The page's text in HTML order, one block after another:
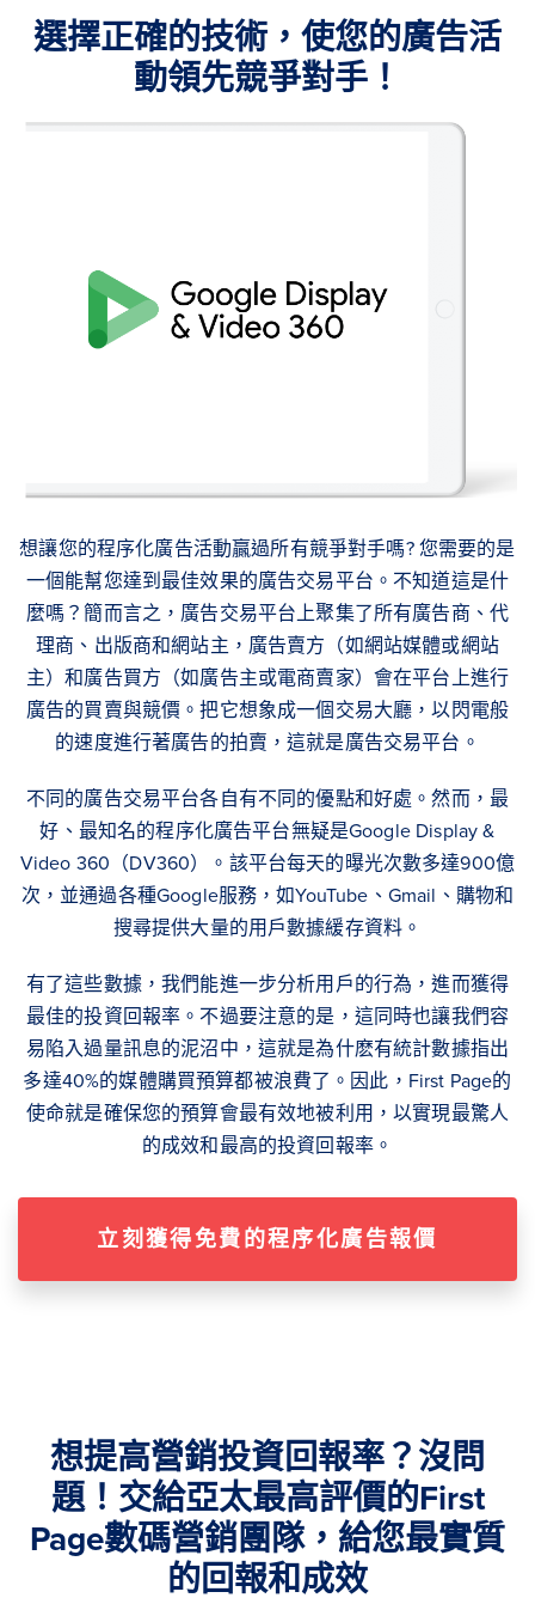
選擇正確的技術，使您的廣告活
動領先競爭對手！
想讓您的程序化廣告活動贏過所有競爭對手嗎? 您需要的是
一個能幫您達到最佳效果的廣告交易平台。不知道這是什
麼嗎？簡而言之，廣告交易平台上聚集了所有廣告商、代
理商、出版商和網站主，廣告賣方（如網站媒體或網站
主）和廣告買方（如廣告主或電商賣家）會在平台上進行
廣告的買賣與競價。把它想象成一個交易大廳，以閃電般
的速度進行著廣告的拍賣，這就是廣告交易平台。
不同的廣告交易平台各自有不同的優點和好處。然而，最
好、最知名的程序化廣告平台無疑是Google Display &
Video 360（DV360）。該平台每天的曝光次數多達900億
次，並通過各種Google服務，如YouTube、Gmail、購物和
搜尋提供大量的用戶數據緩存資料。
有了這些數據，我們能進一步分析用戶的行為，進而獲得
最佳的投資回報率。不過要注意的是，這同時也讓我們容
易陷入過量訊息的泥沼中，這就是為什麽有統計數據指出
多達40%的媒體購買預算都被浪費了。因此，First Page的
使命就是確保您的預算會最有效地被利用，以實現最驚人
的成效和最高的投資回報率。
立刻獲得免費的程序化廣告報價
想提高營銷投資回報率？沒問
題！交給亞太最高評價的First
Page數碼營銷團隊，給您最實質
的回報和成效